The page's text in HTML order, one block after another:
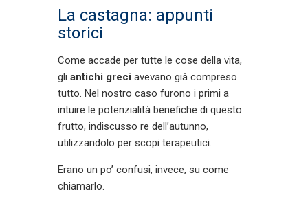
La castagna: appunti
storici
Come accade per tutte le cose della vita,
gli antichi greci avevano già compreso
tutto. Nel nostro caso furono i primi a
intuire le potenzialità benefiche di questo
frutto, indiscusso re dell’autunno,
utilizzandolo per scopi terapeutici.
Erano un po’ confusi, invece, su come
chiamarlo.